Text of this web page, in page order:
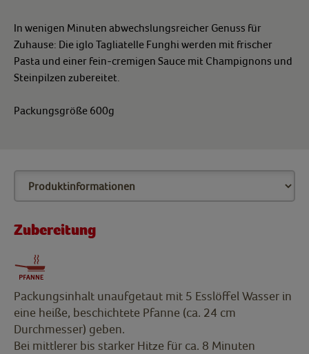
In wenigen Minuten abwechslungsreicher Genuss für
Zuhause: Die iglo Tagliatelle Funghi werden mit frischer
Pasta und einer fein-cremigen Sauce mit Champignons und
Steinpilzen zubereitet.
Packungsgröße 600g
Zubereitung
Packungsinhalt unaufgetaut mit 5 Esslöffel Wasser in
eine heiße, beschichtete Pfanne (ca. 24 cm
Durchmesser) geben.
Bei mittlerer bis starker Hitze für ca. 8 Minuten